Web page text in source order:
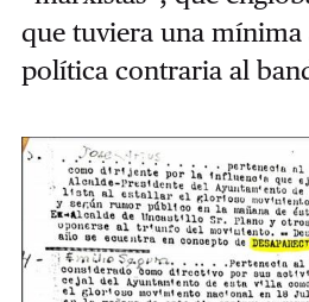
que tuviera una
política contraria al